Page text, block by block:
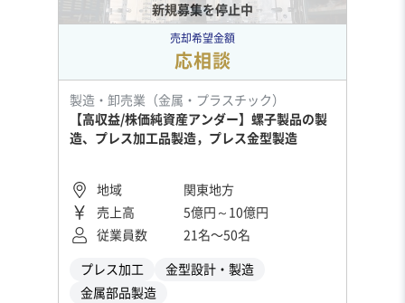
新規募集を停止中
売却希望金額
応相談
製造・卸売業（金属・プラスチック）
【高収益/株価純資産アンダー】螺子製品の製
造、プレス加工品製造，プレス金型製造
地域
関東地方
売上高
5億円～10億円
従業員数
21名〜50名
プレス加工
金型設計・製造
金属部品製造